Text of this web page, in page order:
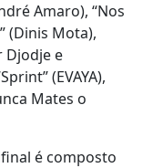
Amaro), “Nos
(Dinis Mota),
Djodje e
(EVAYA),
Mates o
é composto